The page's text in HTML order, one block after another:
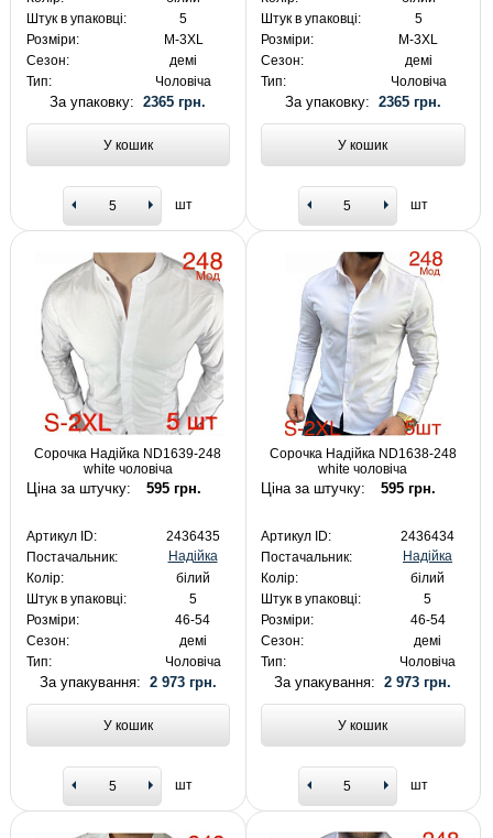
Штук в упаковці:
5
Розміри:
M-3XL
Сезон:
демі
Тип:
Чоловіча
За упаковку:2365 грн.
У кошик
шт
Штук в упаковці:
5
Розміри:
M-3XL
Сезон:
демі
Тип:
Чоловіча
За упаковку: 2365 грн.
У кошик
шт
Сорочка Надійка ND1639-248
white чоловіча
Ціна за штучку: 595 грн.
Артикул ID:
2436435
Постачальник:
Надійка
Колір:
білий
Штук в упаковці:
5
Розміри:
46-54
Сезон:
демі
Тип:
Чоловіча
За упакування: 2 973 грн.
У кошик
шт
Сорочка Надійка ND1638-248
white чоловіча
Ціна за штучку: 595 грн.
Артикул ID:
2436434
Постачальник:
Надійка
Колір:
білий
Штук в упаковці:
5
Розміри:
46-54
Сезон:
демі
Тип:
Чоловіча
За упакування:2 973 грн.
У кошик
шт